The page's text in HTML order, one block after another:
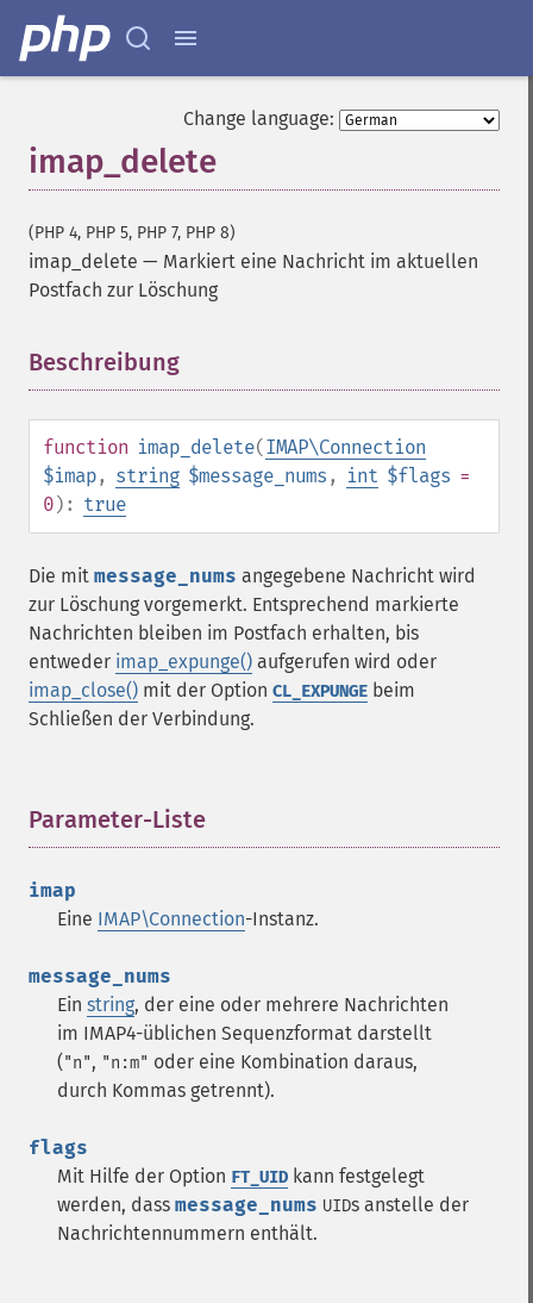
Change language:
imap_delete
(PHP 4, PHP 5, PHP 7, PHP 8)
imap_delete — Markiert eine Nachricht im aktuellen
Postfach zur Löschung
Beschreibung
function imap_delete(IMAP\Connection
$imap, string $message_nums , int $flags =
0): true
Die mit message_nums angegebene Nachricht wird
zur Löschung vorgemerkt. Entsprechend markierte
Nachrichten bleiben im Postfach erhalten, bis
entweder imap_expunge() aufgerufen wird oder
imap_close() mit der Option CL_EXPUNGE beim
Schließen der Verbindung.
Parameter-Liste
imap
Eine IMAP\Connection-Instanz.
message_nums
Ein string, der eine oder mehrere Nachrichten
im IMAP4-üblichen Sequenzformat darstellt
("n", "n:m" oder eine Kombination daraus,
durch Kommas getrennt).
flags
Mit Hilfe der Option FT_UID kann festgelegt
werden, dass message_nums UIDs anstelle der
Nachrichtennummern enthält.